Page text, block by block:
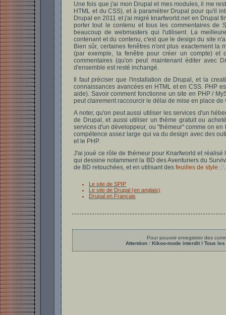
Une fois que j'ai mon Drupal et mes modules, il me
HTML et du CSS), et à paramétrer Drupal pour qu'il
Drupal en 2011 et j'ai migré knarfworld.net en Drupal
porter tout le contenu et tous les commentaires de
beaucoup de webmasters qui l'utilisent. La
contenant et du contenu, c'est que le design du site
Bien sûr, certaines fenêtres n'ont plus exactement la
(par exemple, la fenêtre pour créer un compte)
commentaires (qu'on peut maintenant éditer avec
d'ensemble est resté inchangé.
Il faut préciser que l'installation de Drupal, et la
connaissances avancées en HTML et en CSS. PHP
aide). Savoir comment fonctionne un site en PHP /
peut clairement raccourcir le délai de mise en place de
A noter, qu'on peut aussi utiliser les services d'un
de Drupal, et aussi utiliser un thème gratuit ou
services d'un développeur, ou "thémeur" comme on
compétence assez large qui va du design avec des
et le PHP.
J'ai joué ce rôle de thémeur pour Knarfworld et
qui dessine notamment la BD des Aventuriers du
de BD retouchées, et en utilisant des feuilles de style
Le site de SPIP
Le site de Drupal (en anglais)
Drupal en Français
Pour pouvoir enregistrer des
Attention : Kikoo-mode interdit ! Tous